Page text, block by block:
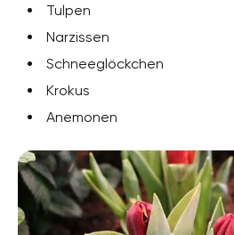
Tulpen
Narzissen
Schneeglöckchen
Krokus
Anemonen